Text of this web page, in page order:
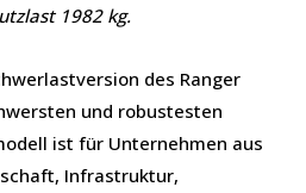
1982 kg.
des Ranger
und robustesten
ist für Unternehmen aus
Infrastruktur,